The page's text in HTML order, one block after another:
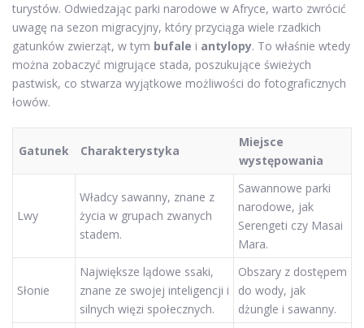
turystów. Odwiedzając parki narodowe w Afryce, warto zwrócić
uwagę na sezon migracyjny, który przyciąga wiele rzadkich
gatunków zwierząt, w tym bufale i antylopy. To właśnie wtedy
można zobaczyć migrujące stada, poszukujące świeżych
pastwisk, co stwarza wyjątkowe możliwości do fotograficznych
łowów.
Gatunek Charakterystyka
Miejsce
występowania
Lwy
Władcy sawanny, znane z
życia w grupach zwanych
stadem.
Sawannowe parki
narodowe, jak
Serengeti czy Masai
Mara.
Słonie
Największe lądowe ssaki,
znane ze swojej inteligencji i
silnych więzi społecznych.
Obszary z dostępem
do wody, jak
dżungle i sawanny.